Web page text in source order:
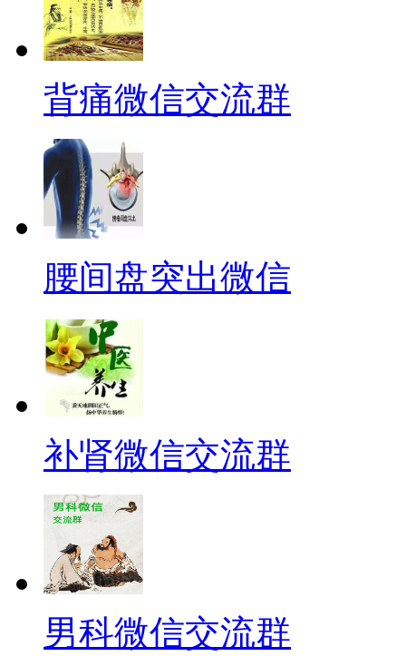
背痛微信交流群
腰间盘突出微信
补肾微信交流群
男科微信交流群